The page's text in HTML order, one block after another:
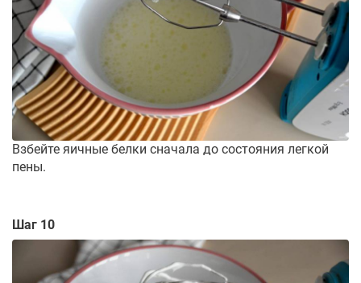
Взбейте яичные белки сначала до состояния легкой
пены.
Шаг 10